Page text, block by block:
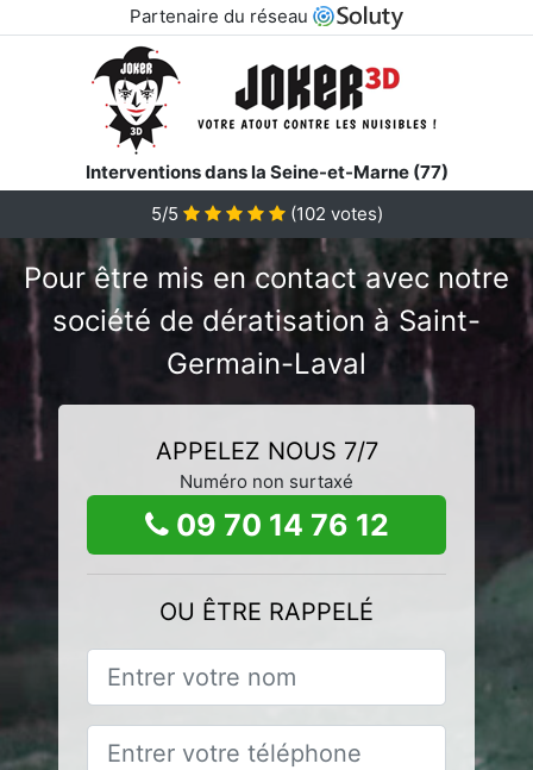
Partenaire du réseau
Interventions dans la Seine-et-Marne (77)
5/5
(102 votes)
Pour être mis en contact avec notre
société de dératisation à Saint-
Germain-Laval
APPELEZ NOUS 7/7
Numéro non surtaxé
09 70 14 76 12
OU ÊTRE RAPPELÉ